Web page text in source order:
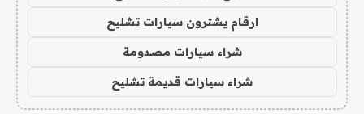
ارقام يشترون سيارات تشليح
شراء سيارات مصدومة
شراء سيارات قديمة تشليح